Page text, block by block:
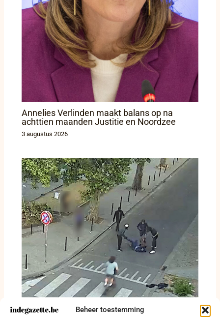
Beheer toestemming
Annelies Verlinden maakt balans op na
achttien maanden Justitie en Noordzee
3 augustus 2026